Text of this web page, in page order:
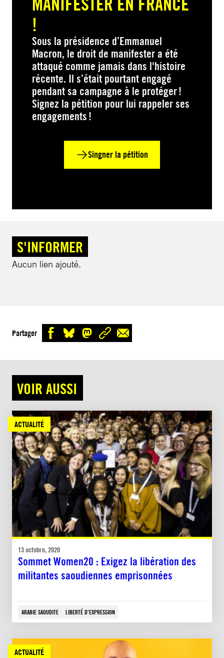
!
Sous la présidence d’Emmanuel
Macron, le droit de manifester a été
attaqué comme jamais dans l'histoire
récente. Il s’était pourtant engagé
pendant sa campagne à le protéger !
Signez la pétition pour lui rappeler ses
engagements !
Singner la pétition
S'INFORMER
Aucun lien ajouté.
Partager
VOIR AUSSI
ACTUALITÉ
13 octobre, 2020
Sommet Women20 : Exigez la libération des
militantes saoudiennes emprisonnées
ARABIE SAOUDITE LIBERTÉ D'EXPRESSION
ACTUALITÉ